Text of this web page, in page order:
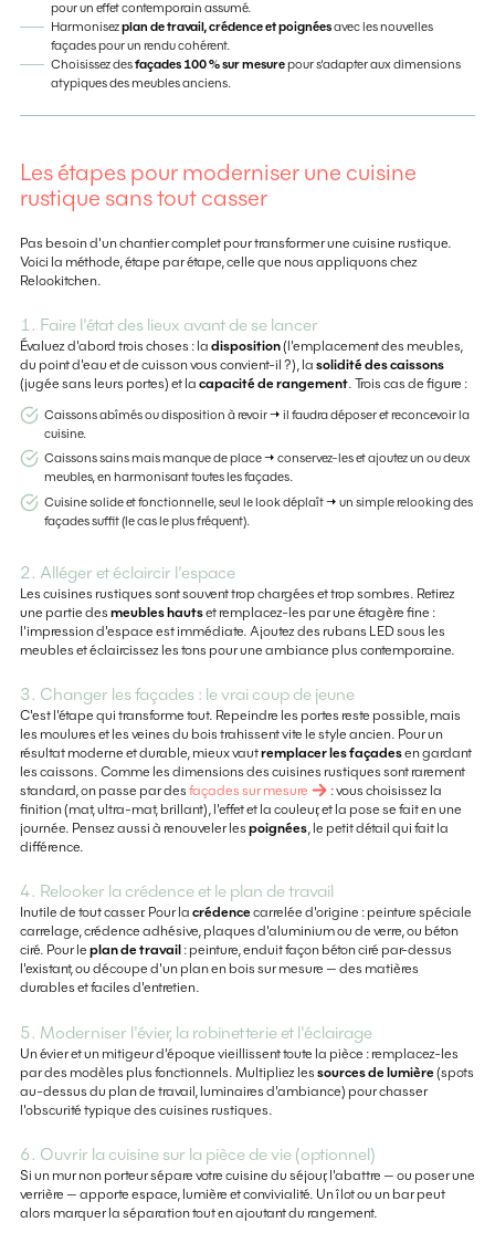
pour un effet contemporain assumé.
Harmonisezplan de travail, crédence et poignéesavec les nouvelles
façades pour un rendu cohérent.
Choisissez desfaçades 100 % sur mesurepour s'adapter aux dimensions
atypiques des meubles anciens.
Les étapes pour moderniser une cuisine
rustique sans tout casser
Pas besoin d'un chantier complet pour transformer une cuisine rustique.
Voici la méthode, étape par étape, celle que nous appliquons chez
Relookitchen.
1. Faire l'état des lieux avant de se lancer
Évaluez d'abord trois choses : la disposition(l'emplacement des meubles,
du point d'eau et de cuisson vous convient-il ?), la solidité des caissons
(jugée sans leurs portes) et la capacité de rangement. Trois cas de figure :
Caissons abîmés ou disposition à revoir → il faudra déposer et reconcevoir la
cuisine.
Caissons sains mais manque de place → conservez-les et ajoutez un ou deux
meubles, en harmonisant toutes les façades.
Cuisine solide et fonctionnelle, seul le look déplaît → un simple relooking des
façades suffit (le cas le plus fréquent).
2. Alléger et éclaircir l'espace
Les cuisines rustiques sont souvent trop chargées et trop sombres. Retirez
une partie des meubles hautset remplacez-les par une étagère fine :
l'impression d'espace est immédiate. Ajoutez des rubans LED sous les
meubles et éclaircissez les tons pour une ambiance plus contemporaine.
3. Changer les façades : le vrai coup de jeune
C'est l'étape qui transforme tout. Repeindre les portes reste possible, mais
les moulures et les veines du bois trahissent vite le style ancien. Pour un
résultat moderne et durable, mieux vautremplacer les façadesen gardant
les caissons. Comme les dimensions des cuisines rustiques sont rarement
standard, on passe par des façades sur mesure
: vous choisissez la
finition (mat, ultra-mat, brillant), l'effet et la couleur, et la pose se fait en une
journée. Pensez aussi à renouveler les poignées, le petit détail qui fait la
différence.
4. Relooker la crédence et le plan de travail
Inutile de tout casser. Pour la crédencecarrelée d'origine : peinture spéciale
carrelage, crédence adhésive, plaques d'aluminium ou de verre, ou béton
ciré. Pour le plan de travail: peinture, enduit façon béton ciré par-dessus
l'existant, ou découpe d'un plan en bois sur mesure — des matières
durables et faciles d'entretien.
5. Moderniser l'évier, la robinetterie et l'éclairage
Un évier et un mitigeur d'époque vieillissent toute la pièce : remplacez-les
par des modèles plus fonctionnels. Multipliez les sources de lumière(spots
au-dessus du plan de travail, luminaires d'ambiance) pour chasser
l'obscurité typique des cuisines rustiques.
6. Ouvrir la cuisine sur la pièce de vie (optionnel)
Si un mur non porteur sépare votre cuisine du séjour, l'abattre — ou poser une
verrière — apporte espace, lumière et convivialité. Un îlot ou un bar peut
alors marquer la séparation tout en ajoutant du rangement.